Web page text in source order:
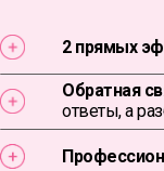
Обратная
ответы, а
2 прямых